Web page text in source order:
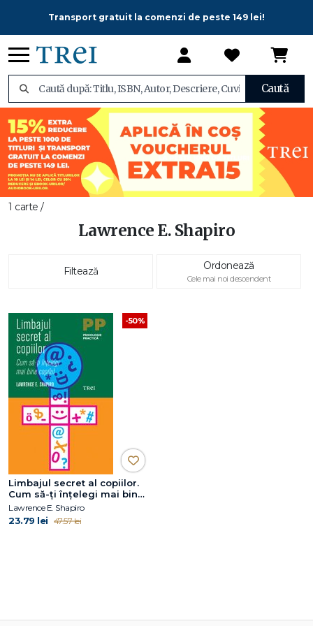
Transport gratuit la comenzi de peste 149 lei!
Caută
1 carte /
Lawrence E. Shapiro
Filtează Ordonează
Cele mai noi descendent
-50%
Limbajul secret al copiilor.
Cum să-ţi înţelegi mai bine
copilul
Lawrence E. Shapiro
23.79 lei 47.57 lei